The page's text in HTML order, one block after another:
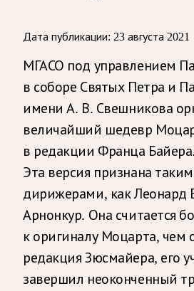
Дата публикации: 23 августа 2021
МГАСО под управлением
в соборе Святых Петра и
имени А. В. Свешникова
величайший шедевр
в редакции Франца Байера.
Эта версия признана
дирижерами, как Леонард
Арнонкур. Она считается
к оригиналу Моцарта, чем
редакция Зюсмайера, его
завершил неоконченный